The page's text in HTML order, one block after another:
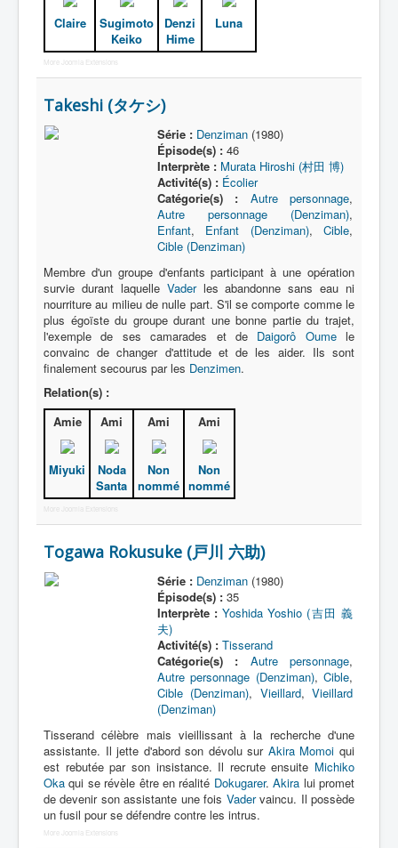
Claire
Sugimoto
Keiko
Denzi
Hime
Luna
More Joomla Extensions
Takeshi (タケシ)
Série : Denziman(1980)
Épisode(s) :46
Interprète : Murata Hiroshi (村田 博)
Activité(s) : Écolier
Catégorie(s) :
Autre personnage,
Autre personnage (Denziman),
Enfant, Enfant (Denziman),Cible,
Cible (Denziman)
Membre d'un groupe d'enfants participant à une opération
survie durant laquelle Vaderles abandonne sans eau ni
nourriture au milieu de nulle part. S'il se comporte comme le
plus égoïste du groupe durant une bonne partie du trajet,
l'exemple de ses camarades et de Daigorô Oumele
convainc de changer d'attitude et de les aider. Ils sont
finalement secourus par les Denzimen.
Relation(s) :
Amie
Miyuki
Ami
Noda
Santa
Ami
Non
nommé
Ami
Non
nommé
More Joomla Extensions
Togawa Rokusuke (戸川 六助)
Série : Denziman(1980)
Épisode(s) :35
Interprète : Yoshida Yoshio (吉田 義
夫)
Activité(s) : Tisserand
Catégorie(s) :
Autre personnage,
Autre personnage (Denziman), Cible,
Cible (Denziman), Vieillard,Vieillard
(Denziman)
Tisserand célèbre mais vieillissant à la recherche d'une
assistante. Il jette d'abord son dévolu sur Akira Momoi qui
est rebutée par son insistance. Il recrute ensuite Michiko
Oka qui se révèle être en réalité Dokugarer.Akira lui promet
de devenir son assistante une fois Vadervaincu. Il possède
un fusil pour se défendre contre les intrus.
More Joomla Extensions